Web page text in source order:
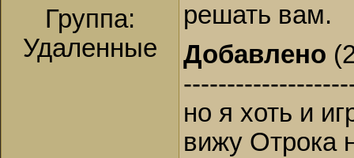
Группа:
Удаленные
решать вам.
Добавлено
но я хоть и
вижу Отрока